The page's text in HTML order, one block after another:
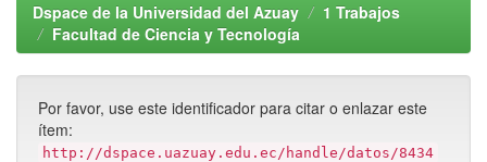
Dspace de la Universidad del Azuay
1 Trabajos
Facultad de Ciencia y Tecnología
Por favor, use este identificador para citar o enlazar este
ítem:
http://dspace.uazuay.edu.ec/handle/datos/8434